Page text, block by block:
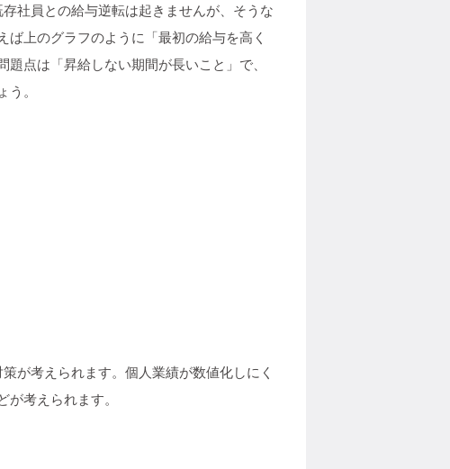
社員との給与逆転は起きませんが、そうな
上のグラフのように「最初の給与を高く
点は「昇給しない期間が長いこと」で、
。
が考えられます。個人業績が数値化しにく
考えられます。